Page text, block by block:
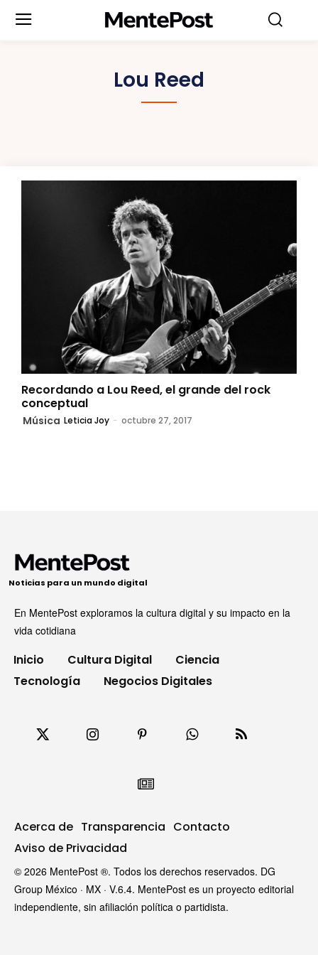
Lou Reed
Recordando a Lou Reed, el grande del rock
conceptual
Música Leticia Joy - octubre 27, 2017
Noticias para un mundo digital
En MentePost exploramos la cultura digital y su impacto en la
vida cotidiana
Inicio Cultura Digital
Ciencia
Tecnología
Negocios Digitales
Acerca de Transparencia Contacto
Aviso de Privacidad
© 2026 MentePost ®. Todos los derechos reservados. DG
Group México · MX · V.6.4. MentePost es un proyecto editorial
independiente, sin afiliación política o partidista.